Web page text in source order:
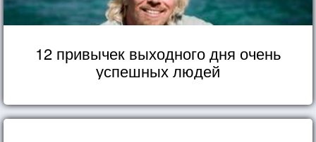
12 привычек выходного дня очень
успешных людей